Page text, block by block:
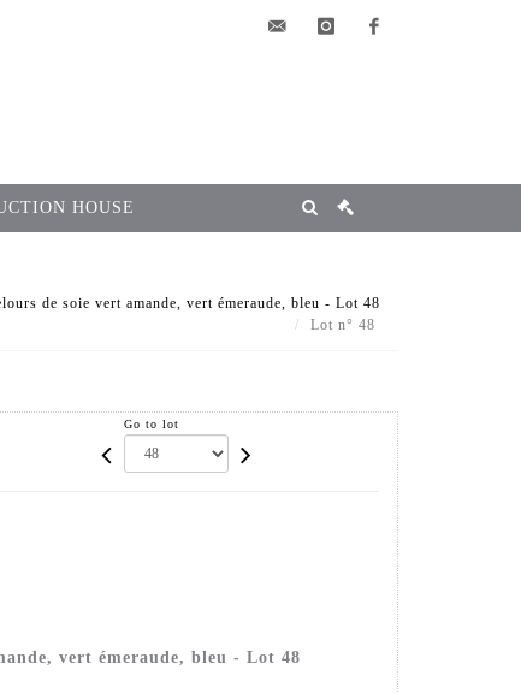
HOUSE
de soie vert amande, vert émeraude, bleu - Lot 48
Lot n° 48
Go to lot
vert émeraude, bleu - Lot 48